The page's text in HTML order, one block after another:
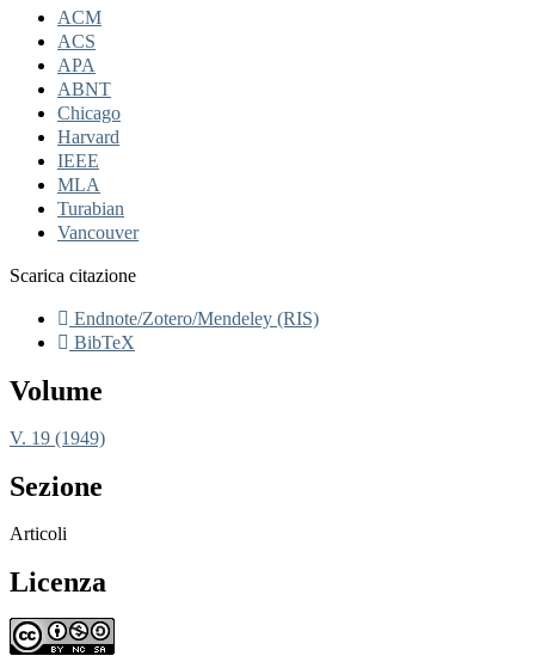
ACM
ACS
APA
ABNT
Chicago
Harvard
IEEE
MLA
Turabian
Vancouver
Scarica citazione
Endnote/Zotero/Mendeley (RIS)
BibTeX
Volume
V. 19 (1949)
Sezione
Articoli
Licenza